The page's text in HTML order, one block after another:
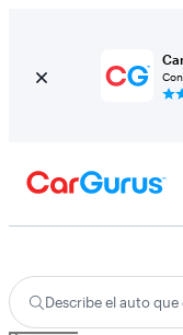
Describe el auto que